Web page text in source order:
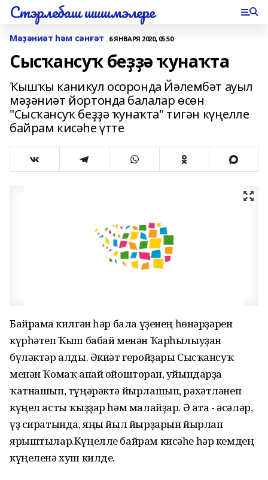
Стэрлебаш шишмэлере
Мәҙәниәт һәм сәнғәт 6 ЯНВАРЯ 2020, 05:50
Сысҡансуҡ беҙҙә ҡунаҡта
Ҡышҡы каникул осоронда Йәлембәт ауыл
мәҙәниәт йортонда балалар өсөн
"Сысҡансуҡ беҙҙә ҡунаҡта" тигән күңелле
байрам кисәһе үтте
Байрамға килгән һәр бала үҙенең һөнәрҙәрен
күрһәтеп Ҡыш бабай менән Ҡарһылыуҙан
бүләктәр алды. Әкиәт геройҙары Сысҡансуҡ
менән Ҡомаҡ апай ойошторған, уйындарҙа
ҡатнашып, түңәрәктә йырлашып, рәхәтләнеп
күңел асты ҡыҙҙар һәм малайҙар. Ә ата - әсәләр,
үҙ сиратында, яңы йыл йырҙарын йырлап
ярыштылар.Күңелле байрам кисәһе һәр кемдең
күңеленә хуш килде.